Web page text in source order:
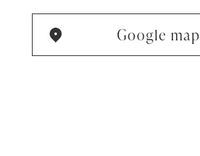
Google map